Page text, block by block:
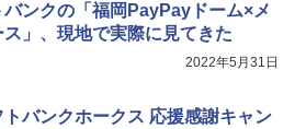
バンクの「福岡PayPayドーム×メ
ス」、現地で実際に見てきた
2022年5月31日
トバンクホークス 応援感謝キャン